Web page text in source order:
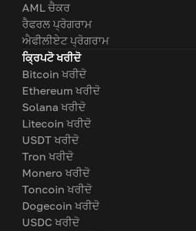
AML ਚੈਕਰ
ਰੈਫਰਲ ਪ੍ਰੋਗਰਾਮ
ਐਫੀਲੀਏਟ ਪ੍ਰੋਗਰਾਮ
ਕ੍ਰਿਪਟੋ ਖਰੀਦੋ
Bitcoin ਖਰੀਦੋ
Ethereum ਖਰੀਦੋ
Solana ਖਰੀਦੋ
Litecoin ਖਰੀਦੋ
USDT ਖਰੀਦੋ
Tron ਖਰੀਦੋ
Monero ਖਰੀਦੋ
Toncoin ਖਰੀਦੋ
Dogecoin ਖਰੀਦੋ
USDC ਖਰੀਦੋ